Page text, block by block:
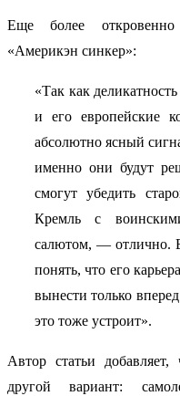
Еще более
«Америкэн синкер»:
«Так как
и его европейские
абсолютно ясный
именно они будут
смогут убедить
Кремль с
салютом, — отлично.
понять, что его
вынести только
это тоже устроит».
Автор статьи
другой вариант: